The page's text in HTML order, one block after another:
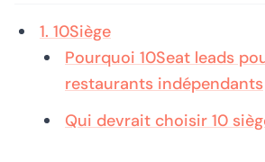
1. 10Siège
Pourquoi 10Seat leads
restaurants indépendants
Qui devrait choisir 10